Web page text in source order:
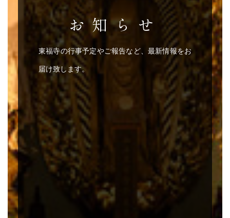
お知らせ
東福寺の行事予定やご報告など、最新情報をお
届け致します。